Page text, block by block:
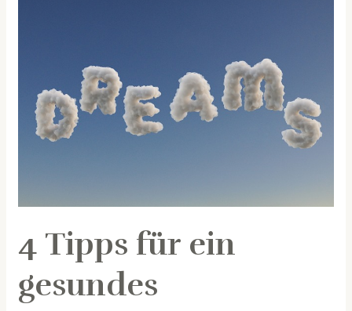
4 Tipps für ein
gesundes
gesundes
Schlafverhalten
Deines